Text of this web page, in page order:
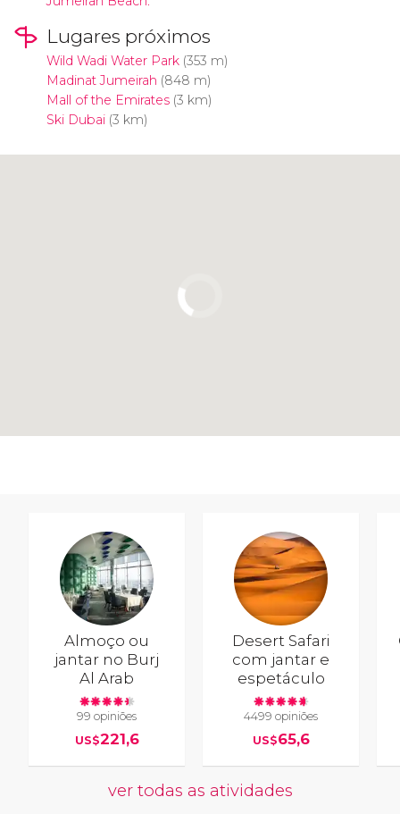
Lugares próximos
Wild Wadi Water Park(353 m)
Madinat Jumeirah (848 m)
Mall of the Emirates(3 km)
Ski Dubai(3 km)
Almoço ou
jantar no Burj
Al Arab
99 opiniões
US$221,6
Desert Safari
com jantar e
espetáculo
4499 opiniões
US$65,6
ver todas as atividades